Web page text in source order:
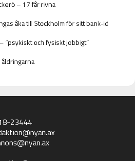
– 17 får rivna
åka till Stockholm för sitt bank-id
”psykiskt och fysiskt jobbigt”
23444